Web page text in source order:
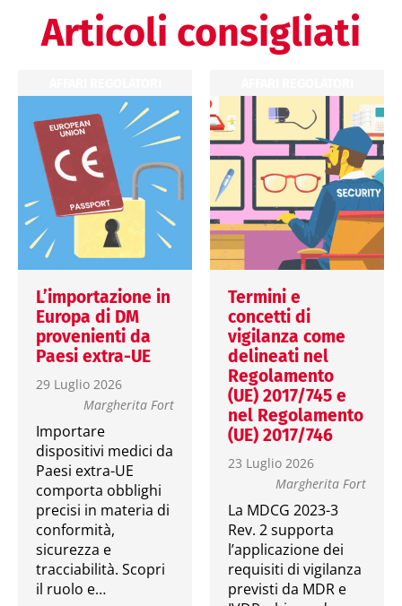
Articoli consigliati
L’importazione in
Europa di DM
provenienti da
Paesi extra-UE
29 Luglio 2026
Margherita Fort
Importare
dispositivi medici da
Paesi extra-UE
comporta obblighi
precisi in materia di
conformità,
sicurezza e
tracciabilità. Scopri
il ruolo e…
Termini e
concetti di
vigilanza come
delineati nel
Regolamento
(UE) 2017/745 e
nel Regolamento
(UE) 2017/746
23 Luglio 2026
Margherita Fort
La MDCG 2023-3
Rev. 2 supporta
l’applicazione dei
requisiti di vigilanza
previsti da MDR e